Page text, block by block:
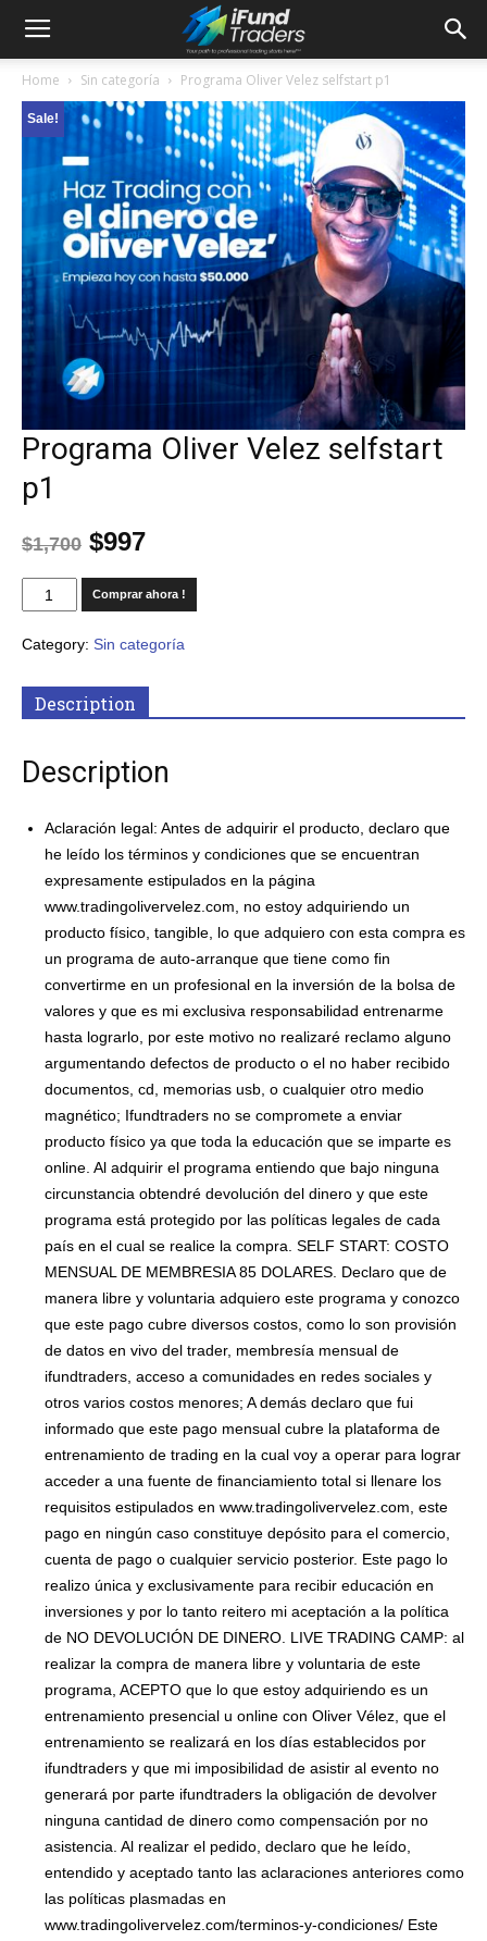
Home Sin categoría Programa Oliver Velez selfstart p1
Sale!
Programa Oliver Velez selfstart
p1
$1,700 $997
Comprar ahora !
Category: Sin categoría
Description
Description
Aclaración legal: Antes de adquirir el producto, declaro que
he leído los términos y condiciones que se encuentran
expresamente estipulados en la página
www.tradingolivervelez.com, no estoy adquiriendo un
producto físico, tangible, lo que adquiero con esta compra es
un programa de auto-arranque que tiene como fin
convertirme en un profesional en la inversión de la bolsa de
valores y que es mi exclusiva responsabilidad entrenarme
hasta lograrlo, por este motivo no realizaré reclamo alguno
argumentando defectos de producto o el no haber recibido
documentos, cd, memorias usb, o cualquier otro medio
magnético; Ifundtraders no se compromete a enviar
producto físico ya que toda la educación que se imparte es
online. Al adquirir el programa entiendo que bajo ninguna
circunstancia obtendré devolución del dinero y que este
programa está protegido por las políticas legales de cada
país en el cual se realice la compra. SELF START: COSTO
MENSUAL DE MEMBRESIA 85 DOLARES. Declaro que de
manera libre y voluntaria adquiero este programa y conozco
que este pago cubre diversos costos, como lo son provisión
de datos en vivo del trader, membresía mensual de
ifundtraders, acceso a comunidades en redes sociales y
otros varios costos menores; A demás declaro que fui
informado que este pago mensual cubre la plataforma de
entrenamiento de trading en la cual voy a operar para lograr
acceder a una fuente de financiamiento total si llenare los
requisitos estipulados en www.tradingolivervelez.com, este
pago en ningún caso constituye depósito para el comercio,
cuenta de pago o cualquier servicio posterior. Este pago lo
realizo única y exclusivamente para recibir educación en
inversiones y por lo tanto reitero mi aceptación a la política
de NO DEVOLUCIÓN DE DINERO. LIVE TRADING CAMP: al
realizar la compra de manera libre y voluntaria de este
programa, ACEPTO que lo que estoy adquiriendo es un
entrenamiento presencial u online con Oliver Vélez, que el
entrenamiento se realizará en los días establecidos por
ifundtraders y que mi imposibilidad de asistir al evento no
generará por parte ifundtraders la obligación de devolver
ninguna cantidad de dinero como compensación por no
asistencia. Al realizar el pedido, declaro que he leído,
entendido y aceptado tanto las aclaraciones anteriores como
las políticas plasmadas en
www.tradingolivervelez.com/terminos-y-condiciones/ Este